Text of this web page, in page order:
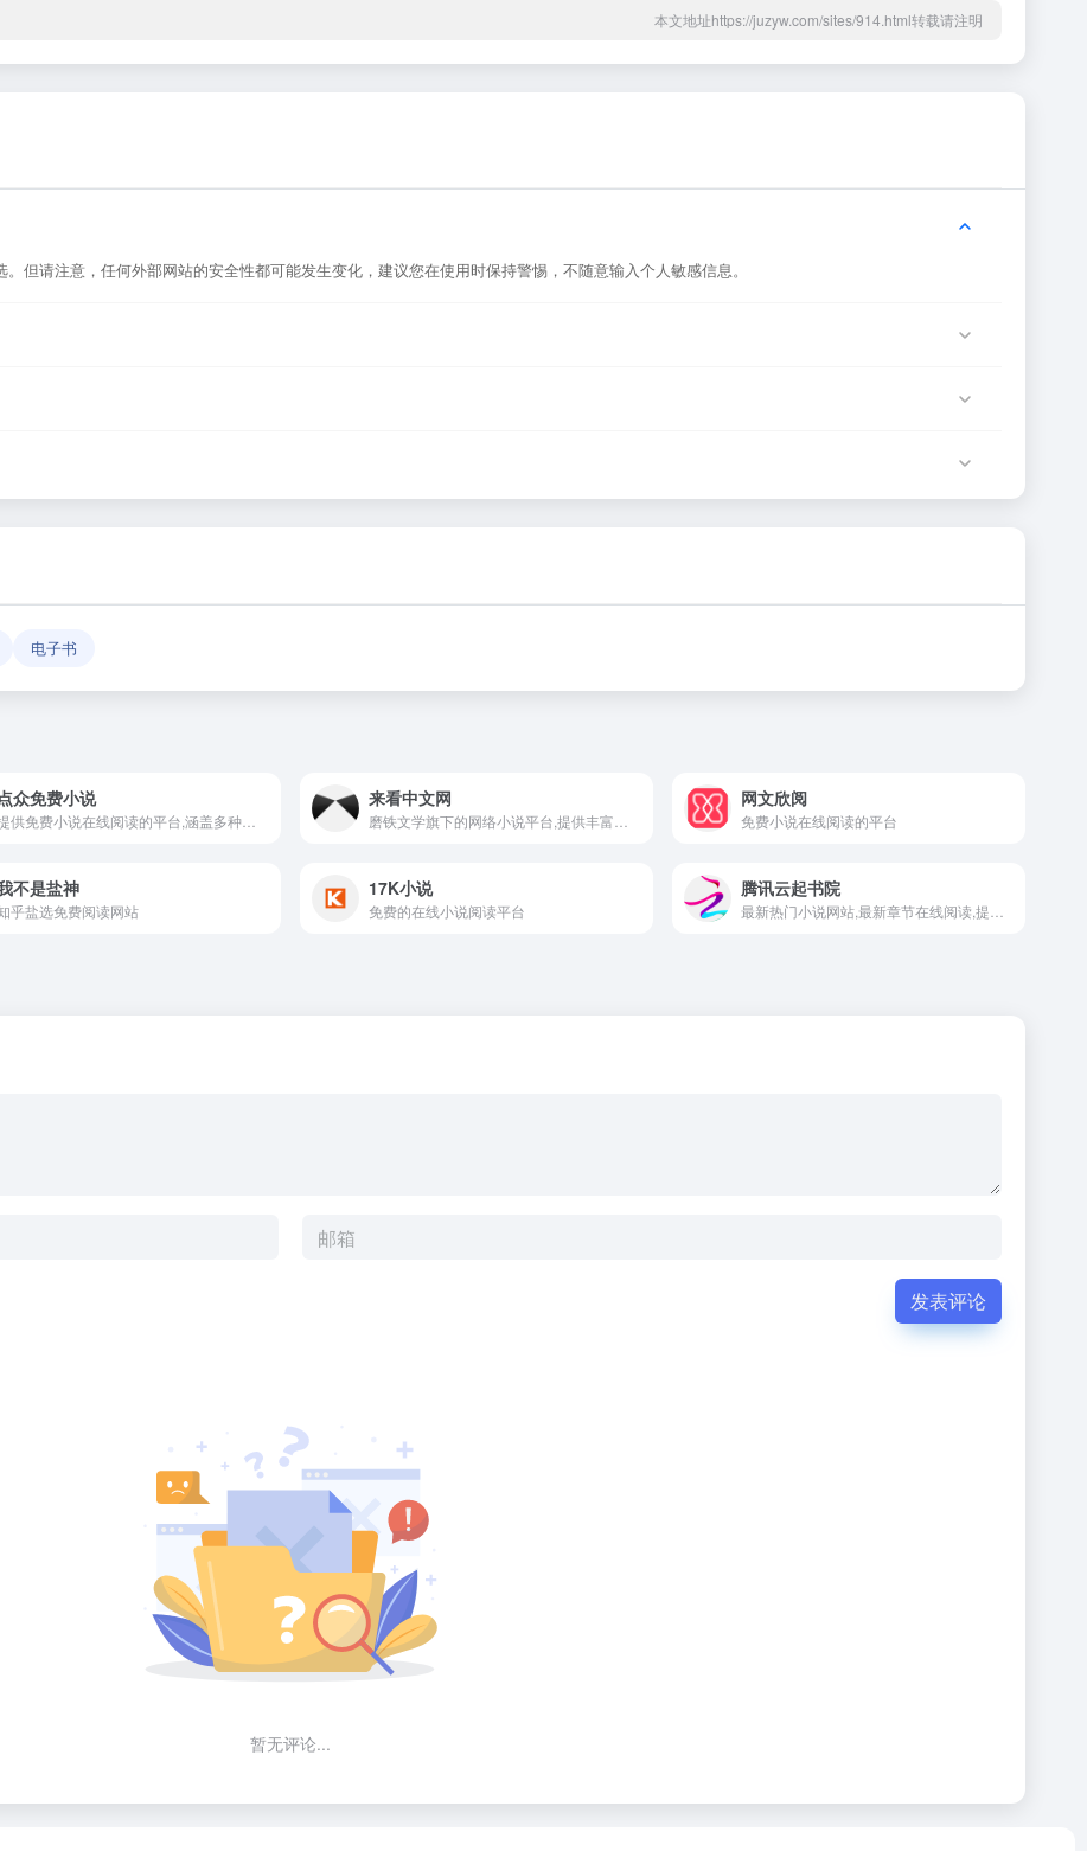
本文地址https://juzyw.com/sites/914.html转载请注明
但请注意，任何外部网站的安全性都可能发生变化，建议您在使用时保持警惕，不随意输入个人敏感信息。
反馈」功能向我们报告，我们会尽快核实并更新网址信息，确保导航链接的准确性和有效性。
电子书
点众免费小说 来看中文网 网文欣阅
免费小说在线阅读的平台
不是盐神
乎盐选免费阅读网站
17K小说
免费的在线小说阅读平台
腾讯云起书院
发表评论
暂无评论...